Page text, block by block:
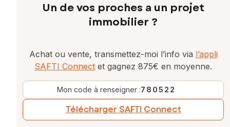
Un de vos proches a un projet
immobilier ?
Achat ou vente, transmettez-moi l’info via l’appli
SAFTI Connect et gagnez 875€ en moyenne.
Mon code à renseigner :780522
Télécharger SAFTI Connect